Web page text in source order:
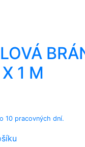
1 M
10 pracovných dní.